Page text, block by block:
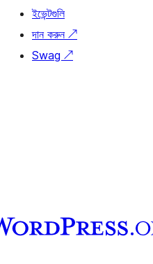
ইভেন্টগুলি
দান করুন ↗
Swag ↗